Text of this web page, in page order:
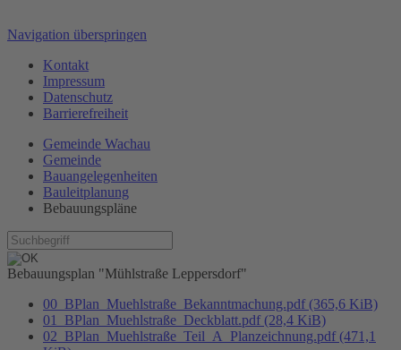
Navigation überspringen
Kontakt
Impressum
Datenschutz
Barrierefreiheit
Gemeinde Wachau
Gemeinde
Bauangelegenheiten
Bauleitplanung
Bebauungspläne
Bebauungsplan "Mühlstraße Leppersdorf"
00_BPlan_Muehlstraße_Bekanntmachung.pdf (365,6 KiB)
01_BPlan_Muehlstraße_Deckblatt.pdf (28,4 KiB)
02_BPlan_Muehlstraße_Teil_A_Planzeichnung.pdf (471,1